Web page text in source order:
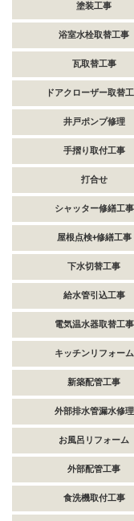
塗装工事
浴室水栓取替工事
瓦取替工事
ドアクローザー取替
井戸ポンプ修理
手摺り取付工事
打合せ
シャッター修繕工事
屋根点検+修繕工事
下水切替工事
給水管引込工事
電気温水器取替工事
キッチンリフォーム
新築配管工事
外部排水管漏水修理
お風呂リフォーム
外部配管工事
食洗機取付工事